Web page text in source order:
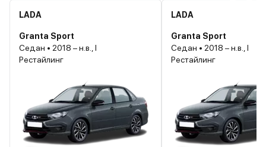
LADA
Granta Sport
Седан • 2018 – н.в., I
Рестайлинг
LADA
Granta Sport
Седан • 2018 – н.в., I
Рестайлинг